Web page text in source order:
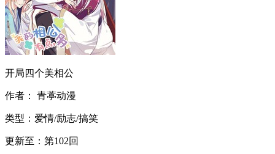
开局四个美相公
作者： 青葶动漫
类型：爱情/励志/搞笑
更新至：第102回